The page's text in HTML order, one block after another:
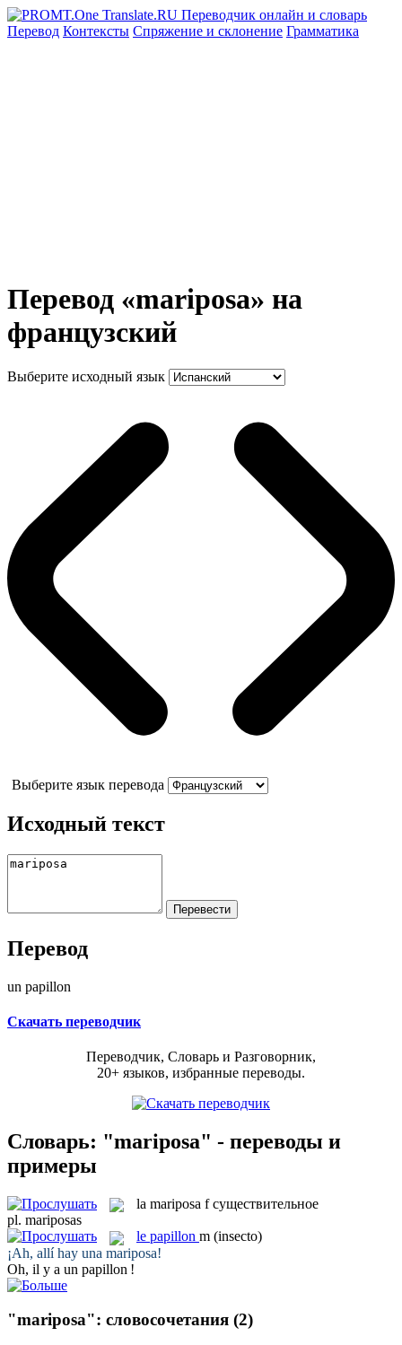
Перевод Контексты Спряжение и склонение Грамматика
Перевод «mariposa» на
французский
Выберите исходный язык
Выберите язык перевода
Исходный текст
Перевод
un papillon
Скачать переводчик
Переводчик, Словарь и Разговорник,
20+ языков, избранные переводы.
Словарь: "mariposa" - переводы и
примеры
la mariposa f существительное
pl. mariposas
le papillon m (insecto)
¡Ah, allí hay una mariposa!
Oh, il y a un papillon !
"mariposa": словосочетания (2)